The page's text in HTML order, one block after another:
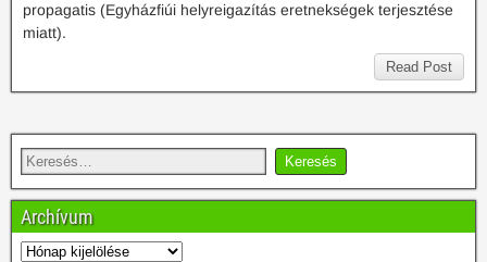
propagatis (Egyházfiúi helyreigazítás eretnekségek terjesztése
miatt).
Read Post
Archívum